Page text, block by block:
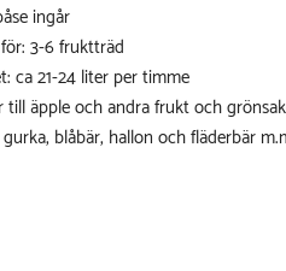
ingår
3-6 fruktträd
ca 21-24 liter per timme
till äpple och andra frukt och
blåbär, hallon och fläderbär